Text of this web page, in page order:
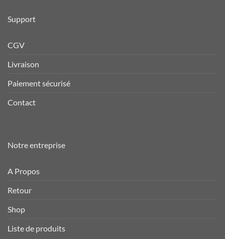
Support
CGV
Livraison
Paiement sécurisé
Contact
Notre entreprise
A Propos
Retour
Shop
Liste de produits